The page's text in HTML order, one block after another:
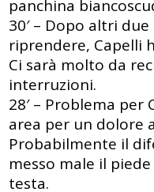
panchina
30′ – Dopo altri
riprendere, Capelli
Ci sarà molto da
interruzioni.
28′ – Problema
area per un dolore
Probabilmente il
messo male il
testa.